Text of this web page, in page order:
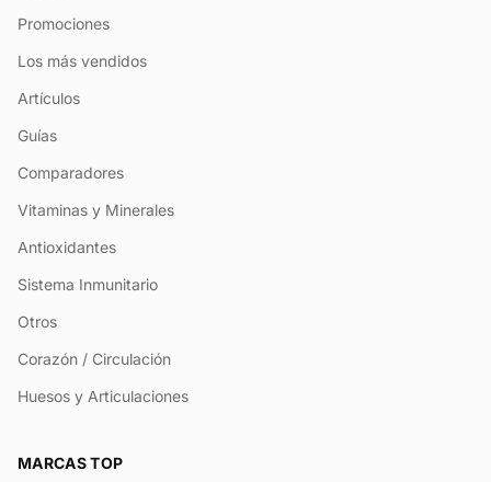
Promociones
Los más vendidos
Artículos
Guías
Comparadores
Vitaminas y Minerales
Antioxidantes
Sistema Inmunitario
Otros
Corazón / Circulación
Huesos y Articulaciones
MARCAS TOP